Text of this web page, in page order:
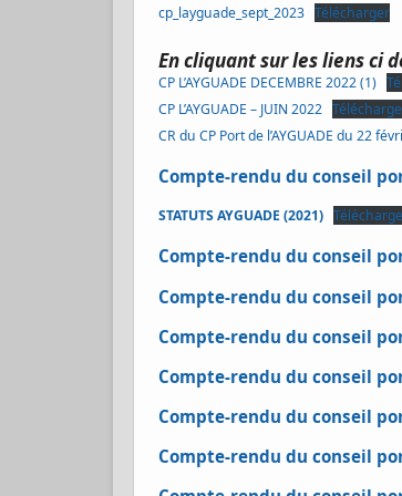
cp_layguade_sept_2023 Télécharger
En cliquant sur les liens ci
CP L’AYGUADE DECEMBRE 2022 (1)
CP L’AYGUADE – JUIN 2022
CR du CP Port de l’AYGUADE du 22
Compte-rendu du conseil
STATUTS AYGUADE (2021)
Compte-rendu du conseil
Compte-rendu du conseil
Compte-rendu du conseil
Compte-rendu du conseil
Compte-rendu du conseil
Compte-rendu du conseil